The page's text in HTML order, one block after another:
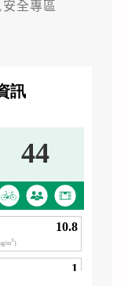
全專區